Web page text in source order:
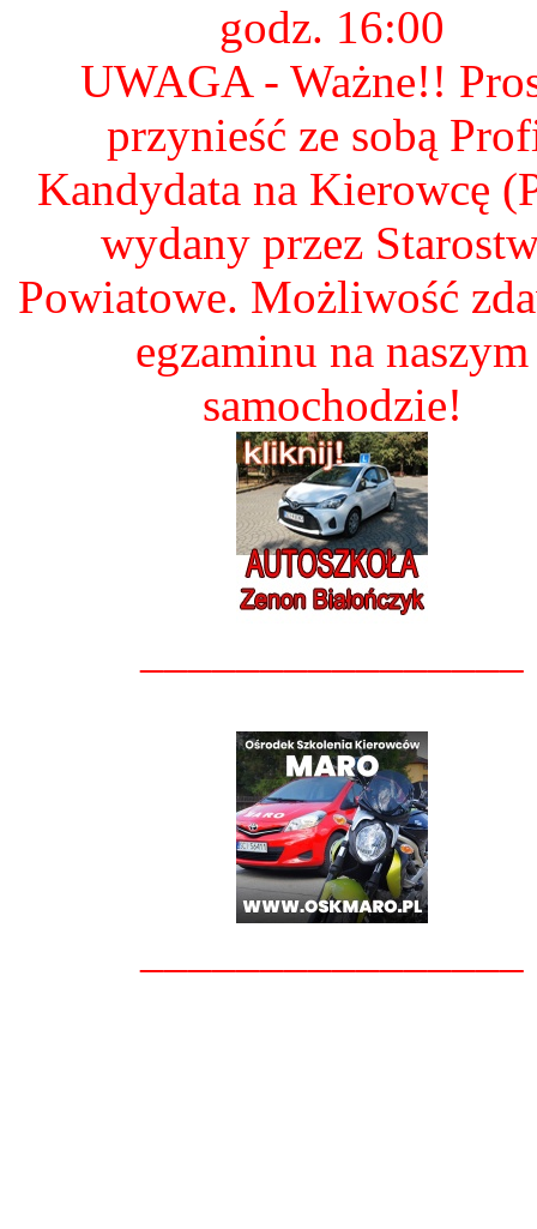
godz. 16:00
UWAGA - Ważne!!
przynieść ze sobą
Kandydata na Kierowcę
wydany przez
Powiatowe. Możliwość
egzaminu na naszym
samochodzie!